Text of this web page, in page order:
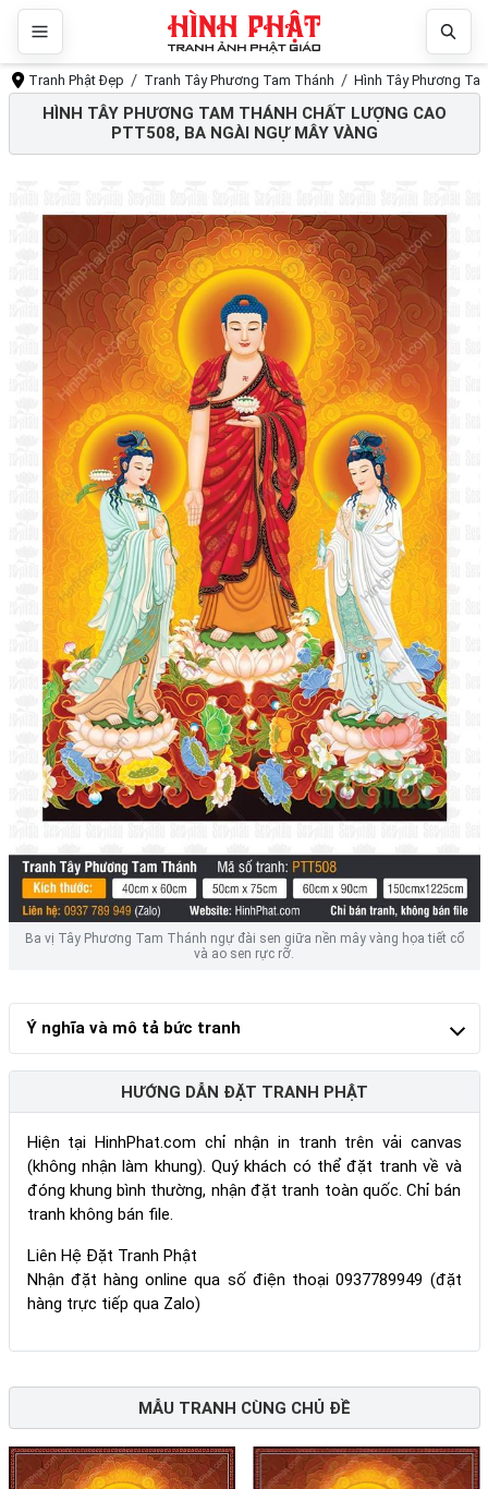
Tranh Phật Đẹp Tranh Tây Phương Tam Thánh Hình Tây Phương
HÌNH TÂY PHƯƠNG TAM THÁNH CHẤT LƯỢNG CAO
PTT508, BA NGÀI NGỰ MÂY VÀNG
Ba vị Tây Phương Tam Thánh ngự đài sen giữa nền mây vàng họa tiết cổ
và ao sen rực rỡ.
Ý nghĩa và mô tả bức tranh
HƯỚNG DẪN ĐẶT TRANH PHẬT
Hiện tại HinhPhat.com chỉ nhận in tranh trên vải canvas
(không nhận làm khung). Quý khách có thể đặt tranh về và
đóng khung bình thường, nhận đặt tranh toàn quốc. Chỉ bán
tranh không bán file.
Liên Hệ Đặt Tranh Phật
Nhận đặt hàng online qua số điện thoại 0937789949 (đặt
hàng trực tiếp qua Zalo)
MẪU TRANH CÙNG CHỦ ĐỀ